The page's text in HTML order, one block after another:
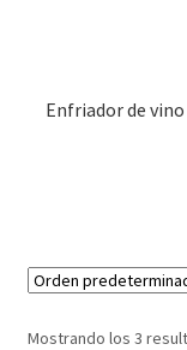
Enfriador de
Mostrando los 3